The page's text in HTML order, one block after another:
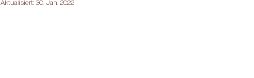
Aktualisiert: 30. Jan. 2022